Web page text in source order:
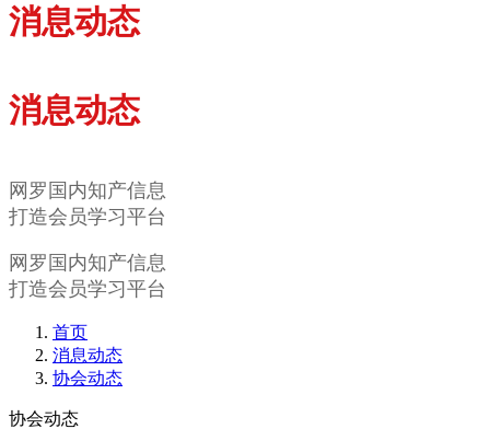
消息动态
消息动态
网罗国内知产信息
打造会员学习平台
网罗国内知产信息
打造会员学习平台
首页
消息动态
协会动态
协会动态